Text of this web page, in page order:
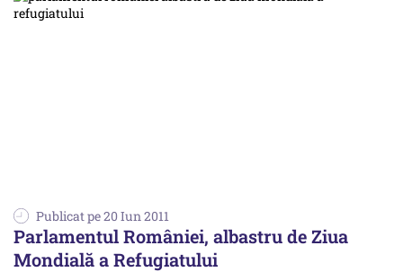
Publicat pe 20 Iun 2011
Parlamentul României, albastru de Ziua
Mondială a Refugiatului